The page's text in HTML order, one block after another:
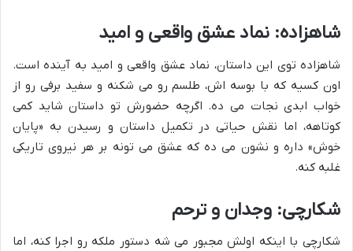
شاهزاده: نماد عشق واقعی و امید
شاهزاده توی این داستان، نماد عشق واقعی و امید به آینده است.
اون کسیه که با بوسه اش، طلسم رو می شکنه و سفید برفی رو از
خواب ابدی نجات می ده. اگرچه حضورش تو داستان شاید کمی
کوتاهه، اما نقش حیاتی در تکمیل داستان و رسیدن به «پایان
خوش» داره و نشون می ده که عشق می تونه بر هر نیروی تاریکی
غلبه کنه.
شکارچی: وجدان و ترحم
شکارچی با اینکه اولش مجبور می شه دستور ملکه رو اجرا کنه، اما